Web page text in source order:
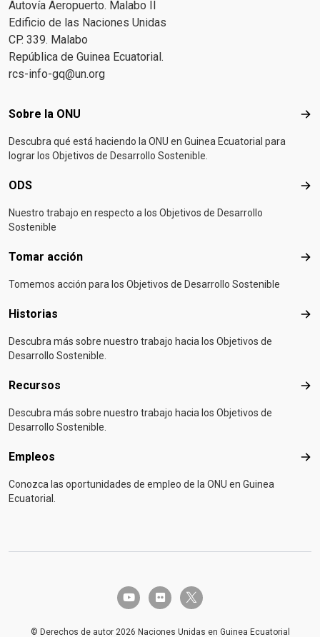
Autovía Aeropuerto. Malabo II
Edificio de las Naciones Unidas
CP. 339. Malabo
República de Guinea Ecuatorial.
rcs-info-gq@un.org
Footer menu
Sobre la ONU
Descubra qué está haciendo la ONU en Guinea Ecuatorial para
lograr los Objetivos de Desarrollo Sostenible.
ODS
Nuestro trabajo en respecto a los Objetivos de Desarrollo
Sostenible
Tomar acción
Tomemos acción para los Objetivos de Desarrollo Sostenible
Historias
Descubra más sobre nuestro trabajo hacia los Objetivos de
Desarrollo Sostenible.
Recursos
Descubra más sobre nuestro trabajo hacia los Objetivos de
Desarrollo Sostenible.
Empleos
Conozca las oportunidades de empleo de la ONU en Guinea
Ecuatorial.
youtube flickr twitter-x
© Derechos de autor 2026 Naciones Unidas en Guinea Ecuatorial